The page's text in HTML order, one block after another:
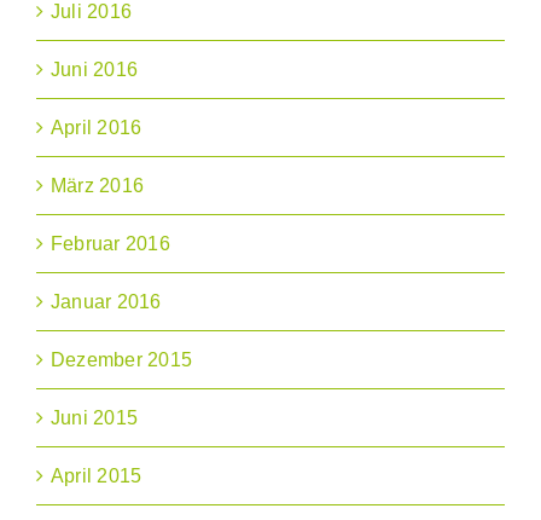
Juli 2016
Juni 2016
April 2016
März 2016
Februar 2016
Januar 2016
Dezember 2015
Juni 2015
April 2015